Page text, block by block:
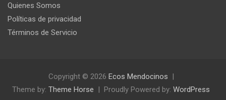
Quienes Somos
Políticas de privacidad
Términos de Servicio
Copyright © 2026 Ecos Mendocinos
Theme by: Theme Horse Proudly Powered by: WordPress